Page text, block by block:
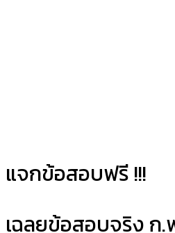
แจกข้อสอบฟรี !!!​
เฉลยข้อสอบจริง ก